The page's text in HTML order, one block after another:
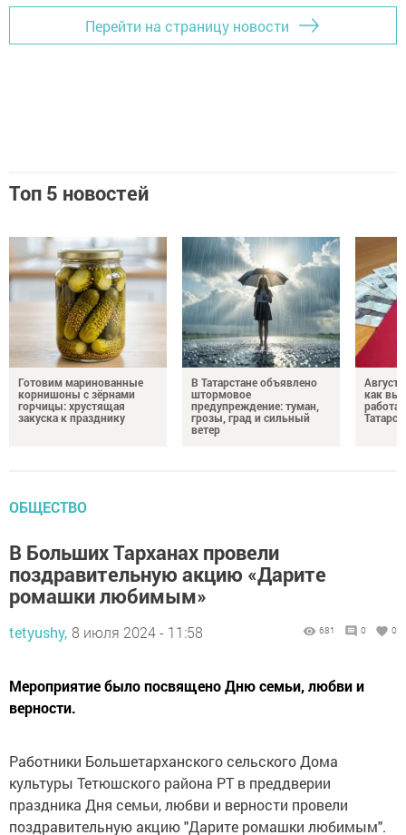
Перейти на страницу новости
Топ 5 новостей
Готовим маринованные
корнишоны с зёрнами
горчицы: хрустящая
закуска к празднику
В Татарстане объявлено
штормовое
предупреждение: туман,
грозы, град и сильный
ветер
как
ОБЩЕСТВО
В Больших Тарханах провели
поздравительную акцию «Дарите
ромашки любимым»
tetyushy, 8 июля 2024 - 11:58 681 0 0
Мероприятие было посвящено Дню семьи, любви и
верности.
Работники Большетарханского сельского Дома
культуры Тетюшского района РТ в преддверии
праздника Дня семьи, любви и верности провели
поздравительную акцию "Дарите ромашки любимым".